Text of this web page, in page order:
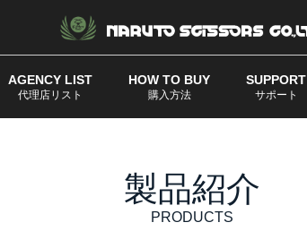
AGENCY LIST
代理店リスト
HOW TO BUY
購入方法
SUPPORT
サポート
製品紹介
PRODUCTS